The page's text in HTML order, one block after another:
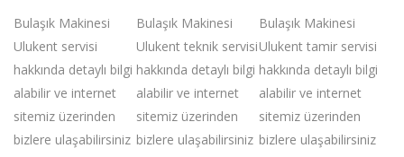
Bulaşık Makinesi
Ulukent servisi
hakkında detaylı bilgi
alabilir ve internet
sitemiz üzerinden
bizlere ulaşabilirsiniz
Bulaşık Makinesi
Ulukent teknik servisi
hakkında detaylı bilgi
alabilir ve internet
sitemiz üzerinden
bizlere ulaşabilirsiniz
Bulaşık Makinesi
Ulukent tamir servisi
hakkında detaylı bilgi
alabilir ve internet
sitemiz üzerinden
bizlere ulaşabilirsiniz